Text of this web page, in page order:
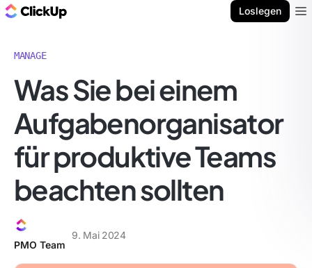
Loslegen
MANAGE
Was Sie bei einem
Aufgabenorganisator
für produktive Teams
beachten sollten
PMO Team
9. Mai 2024